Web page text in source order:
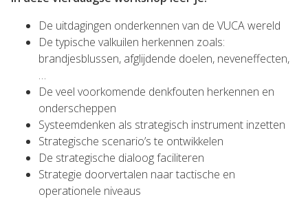
De uitdagingen onderkennen van de VUCA wereld
De typische valkuilen herkennen zoals:
brandjesblussen, afglijdende doelen, neveneffecten,
…
De veel voorkomende denkfouten herkennen en
onderscheppen
Systeemdenken als strategisch instrument inzetten
Strategische scenario’s te ontwikkelen
De strategische dialoog faciliteren
Strategie doorvertalen naar tactische en
operationele niveaus